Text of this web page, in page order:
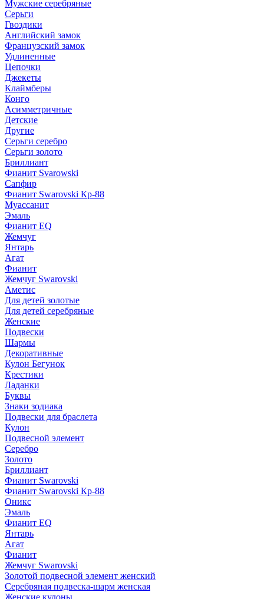
Мужские серебряные
Серьги
Гвоздики
Английский замок
Французский замок
Удлиненные
Цепочки
Джекеты
Клаймберы
Конго
Асимметричные
Детские
Другие
Серьги серебро
Серьги золото
Бриллиант
Фианит Svarowski
Сапфир
Фианит Swarovski Кр-88
Муассанит
Эмаль
Фианит EQ
Жемчуг
Янтарь
Агат
Фианит
Жемчуг Swarovski
Аметис
Для детей золотые
Для детей серебряные
Женские
Подвески
Шармы
Декоративные
Кулон Бегунок
Крестики
Ладанки
Буквы
Знаки зодиака
Подвески для браслета
Кулон
Подвесной элемент
Серебро
Золото
Бриллиант
Фианит Swarovski
Фианит Swarovski Кр-88
Оникс
Эмаль
Фианит EQ
Янтарь
Агат
Фианит
Жемчуг Swarovski
Золотой подвесной элемент женcкий
Серебряная подвеска-шарм женская
Женские кулоны